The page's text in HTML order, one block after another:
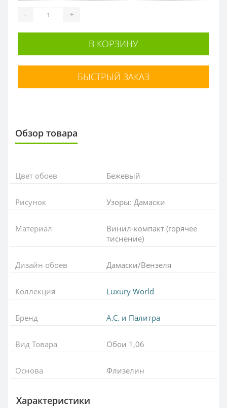
- +
В КОРЗИНУ
БЫСТРЫЙ ЗАКАЗ
Обзор товара
Цвет обоев Бежевый
Рисунок Узоры: Дамаски
Материал
Винил-компакт (горячее
тиснение)
Дизайн обоев Дамаски/Вензеля
Коллекция Luxury World
Бренд А.С. и Палитра
Вид Товара Обои 1,06
Основа Флизелин
Характеристики